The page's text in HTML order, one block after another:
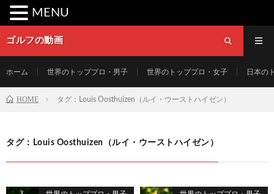
ゴルフの動画
ホーム 世界のトッププロ・男子 世界のトッププロ・女子 日本の
HOME タグ：Louis Oosthuizen（ルイ・ウーストハイゼン）
タグ：Louis Oosthuizen（ルイ・ウーストハイゼン）
MENU